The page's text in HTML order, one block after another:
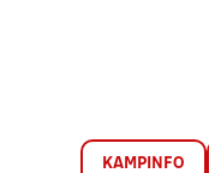
KAMPINFO